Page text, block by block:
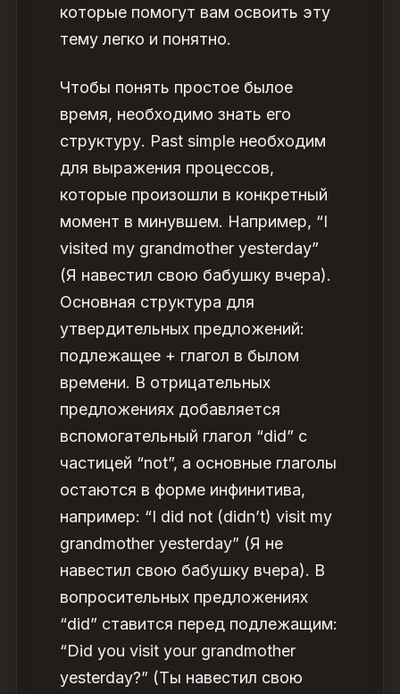
которые помогут вам освоить эту
тему легко и понятно.
Чтобы понять простое былое
время, необходимо знать его
структуру. Past simple необходим
для выражения процессов,
которые произошли в конкретный
момент в минувшем. Например, “I
visited my grandmother yesterday”
(Я навестил свою бабушку вчера).
Основная структура для
утвердительных предложений:
подлежащее + глагол в былом
времени. В отрицательных
предложениях добавляется
вспомогательный глагол “did” с
частицей “not”, а основные глаголы
остаются в форме инфинитива,
например: “I did not (didn’t) visit my
grandmother yesterday” (Я не
навестил свою бабушку вчера). В
вопросительных предложениях
“did” ставится перед подлежащим:
“Did you visit your grandmother
yesterday?” (Ты навестил свою